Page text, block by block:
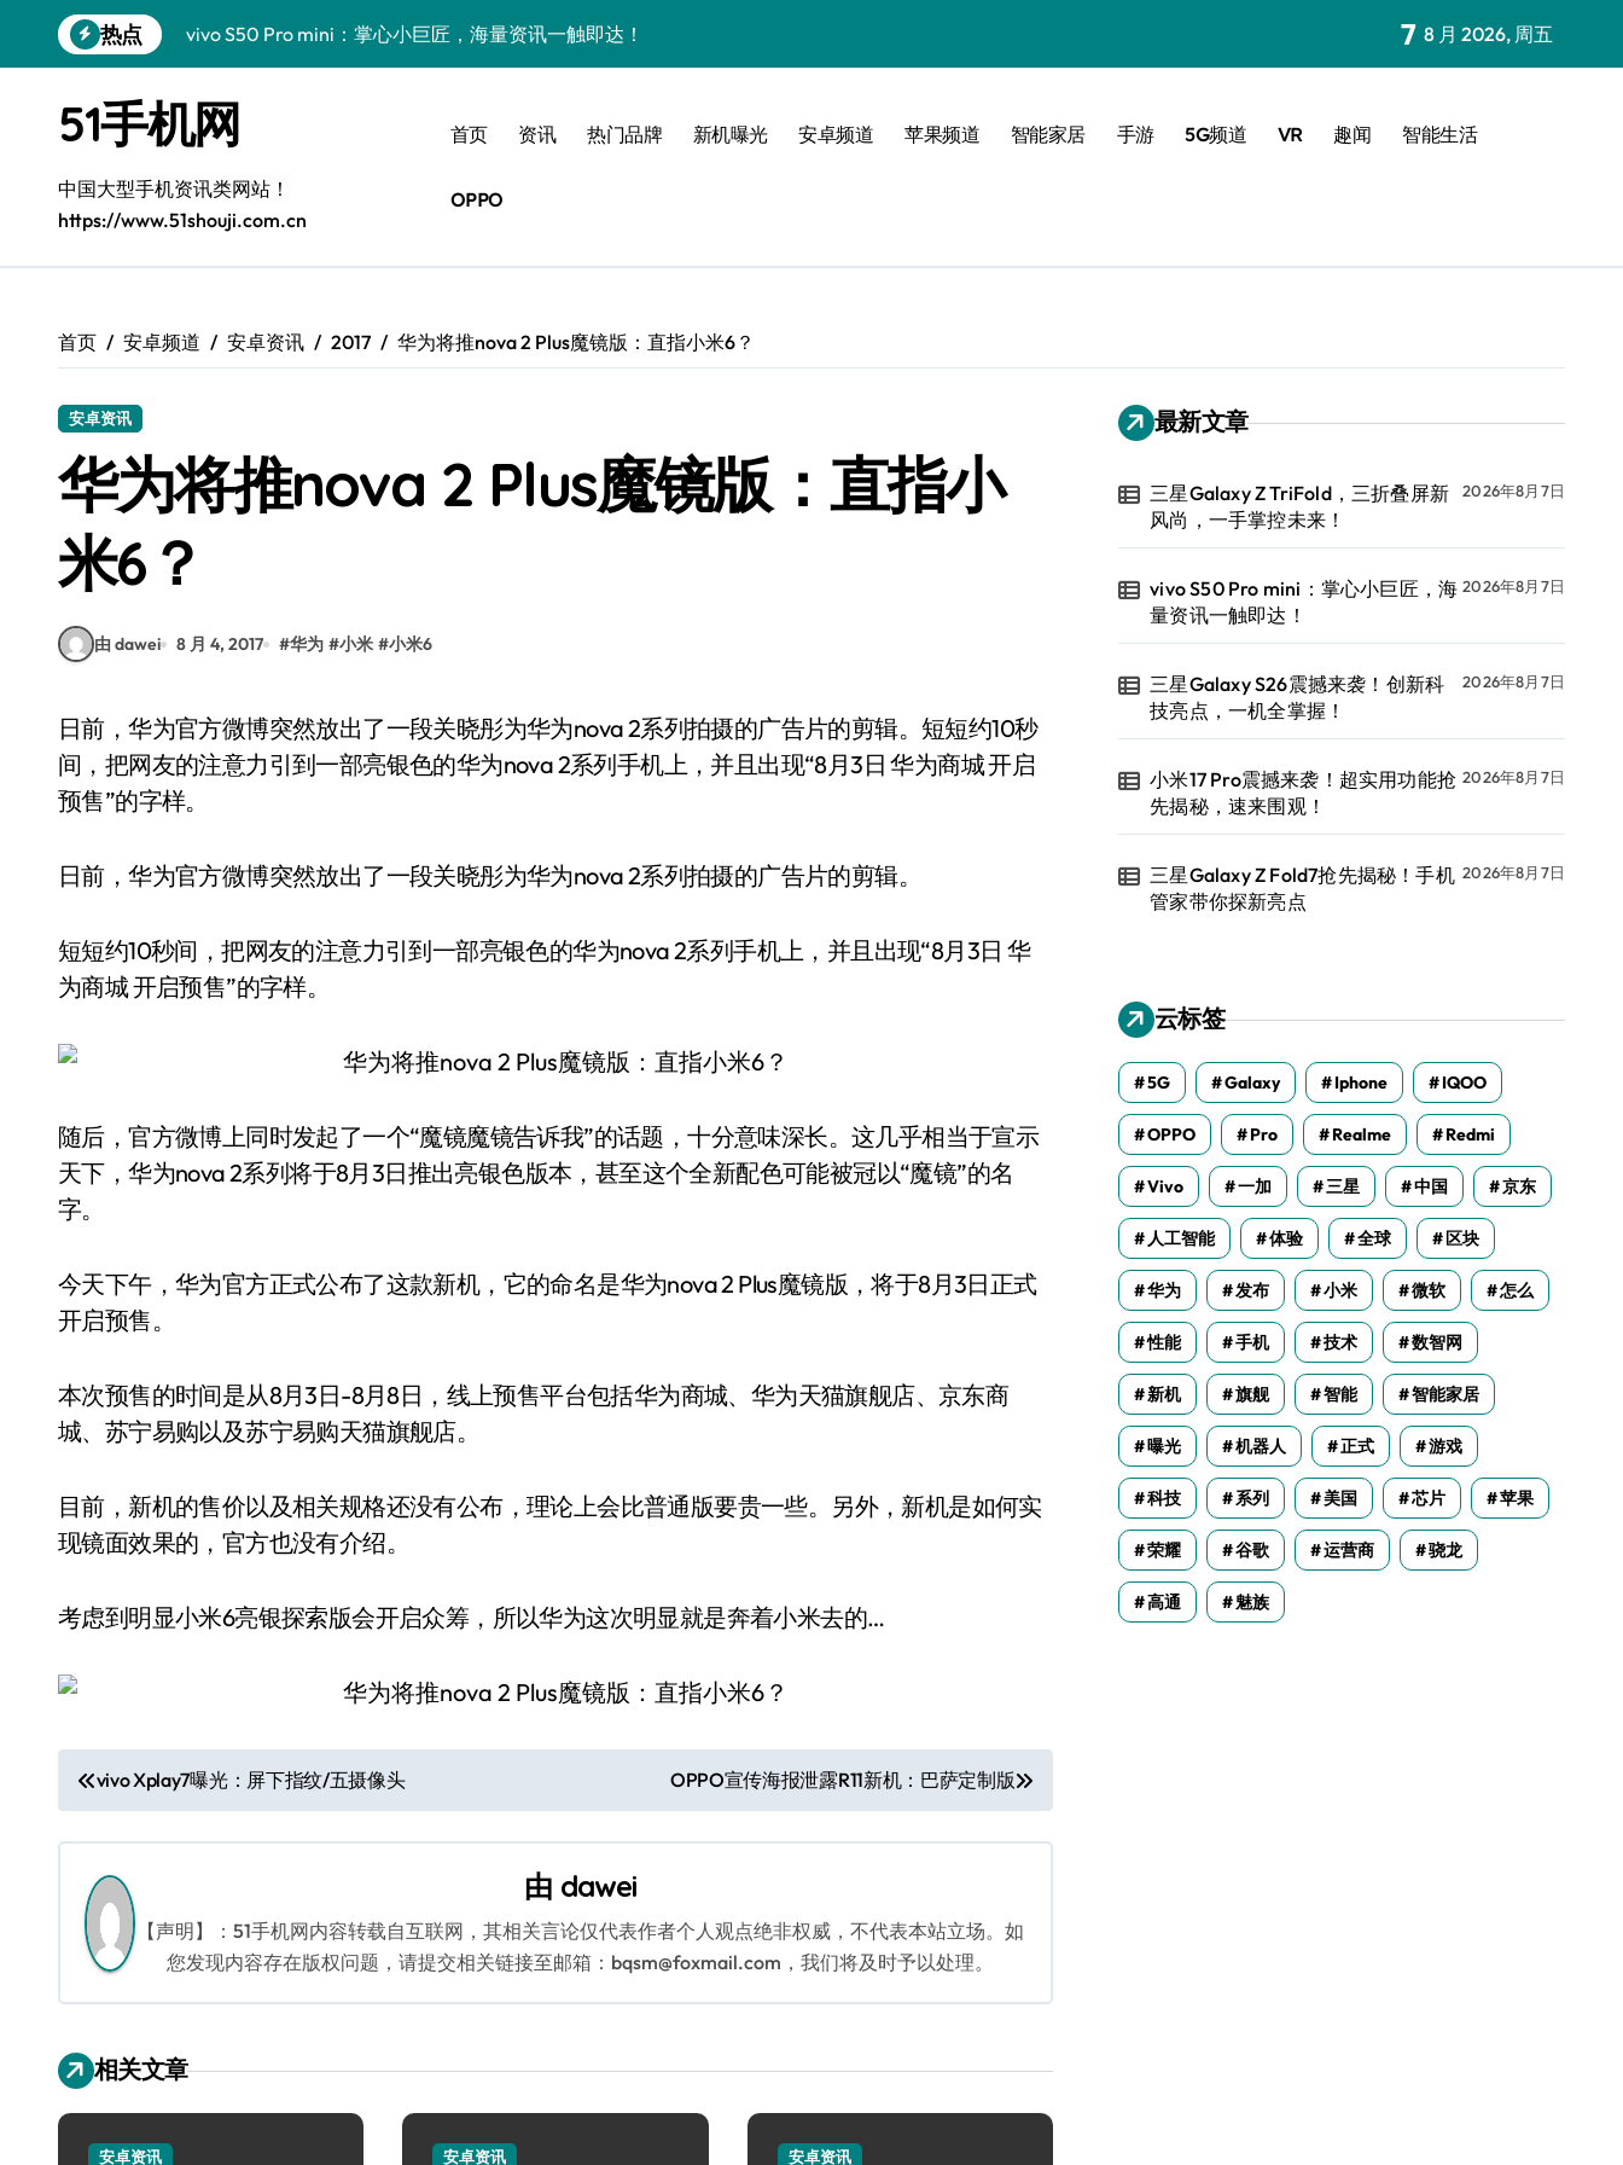
到
热点
vivo S50 Pro mini：掌心小巨匠，海量资讯一触即达！
小米17 Pro震撼来袭！超实用功能抢先揭秘，速来围观！
三星Galaxy Z Fold7抢先揭秘！手机管家带你探新亮点
S25 Ultra颜值炸裂！定制主题潮翻天！
S25+闪亮登场，这样拍更吸睛！
S26+颜值暴增！三星机皇美颜秘籍曝光
三星Galaxy Z TriFold，三折叠屏新风尚，一手掌控未来！
7 8 月 2026, 周五
51手机网
中国大型手机资讯类网站！
https://www.51shouji.com.cn
首页 资讯 热门品牌 新机曝光 安卓频道 苹果频道 智能家居 手游 5G频道 VR 趣闻 智能生活
OPPO
首页 安卓频道 安卓资讯 2017 华为将推nova 2 Plus魔镜版：直指小米6？
安卓资讯
华为将推nova 2 Plus魔镜版：直指小
米6？
由 dawei 8 月 4, 2017 #华为 #小米 #小米6
日前，华为官方微博突然放出了一段关晓彤为华为nova 2系列拍摄的广告片的剪辑。短短约10秒
间，把网友的注意力引到一部亮银色的华为nova 2系列手机上，并且出现“8月3日 华为商城 开启
预售”的字样。
日前，华为官方微博突然放出了一段关晓彤为华为nova 2系列拍摄的广告片的剪辑。
短短约10秒间，把网友的注意力引到一部亮银色的华为nova 2系列手机上，并且出现“8月3日 华
为商城 开启预售”的字样。
随后，官方微博上同时发起了一个“魔镜魔镜告诉我”的话题，十分意味深长。这几乎相当于宣示
天下，华为nova 2系列将于8月3日推出亮银色版本，甚至这个全新配色可能被冠以“魔镜”的名
字。
今天下午，华为官方正式公布了这款新机，它的命名是华为nova 2 Plus魔镜版，将于8月3日正式
开启预售。
本次预售的时间是从8月3日-8月8日，线上预售平台包括华为商城、华为天猫旗舰店、京东商
城、苏宁易购以及苏宁易购天猫旗舰店。
目前，新机的售价以及相关规格还没有公布，理论上会比普通版要贵一些。另外，新机是如何实
现镜面效果的，官方也没有介绍。
考虑到明显小米6亮银探索版会开启众筹，所以华为这次明显就是奔着小米去的…
文
章
航
vivo Xplay7曝光：屏下指纹/五摄像头 OPPO宣传海报泄露R11新机：巴萨定制版
由 dawei
【声明】：51手机网内容转载自互联网，其相关言论仅代表作者个人观点绝非权威，不代表本站立场。如
您发现内容存在版权问题，请提交相关链接至邮箱：bqsm@foxmail.com，我们将及时予以处理。
相关文章
安卓资讯 安卓资讯 安卓资讯
最新文章
三星Galaxy Z TriFold，三折叠屏新
风尚，一手掌控未来！
2026年8月7日
vivo S50 Pro mini：掌心小巨匠，海
量资讯一触即达！
2026年8月7日
三星Galaxy S26震撼来袭！创新科
技亮点，一机全掌握！
2026年8月7日
小米17 Pro震撼来袭！超实用功能抢
先揭秘，速来围观！
2026年8月7日
三星Galaxy Z Fold7抢先揭秘！手机
管家带你探新亮点
2026年8月7日
云标签
5G Galaxy Iphone IQOO
OPPO Pro Realme Redmi
Vivo 一加 三星 中国 京东
人工智能 体验 全球 区块
华为 发布 小米 微软 怎么
性能 手机 技术 数智网
新机 旗舰 智能 智能家居
曝光 机器人 正式 游戏
科技 系列 美国 芯片 苹果
荣耀 谷歌 运营商 骁龙
高通 魅族